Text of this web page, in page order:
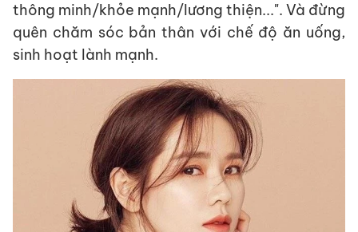
thông minh/khỏe mạnh/lương thiện...". Và đừng
quên chăm sóc bản thân với chế độ ăn uống,
sinh hoạt lành mạnh.